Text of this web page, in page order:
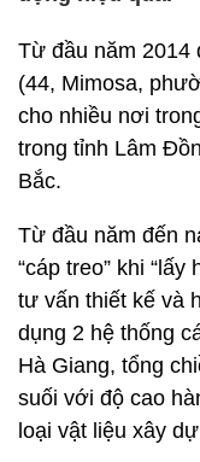
Từ đầu năm 2014
(44, Mimosa,
cho nhiều nơi
trong tỉnh Lâm
Bắc.
Từ đầu năm đến
“cáp treo” khi
tư vấn thiết kế và
dụng 2 hệ thống
Hà Giang, tổng
suối với độ cao
loại vật liệu xây